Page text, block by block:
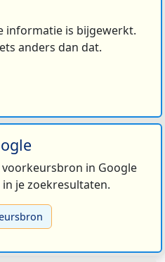
informatie is bijgewerkt.
anders dan dat.
voorkeursbron in Google
je zoekresultaten.